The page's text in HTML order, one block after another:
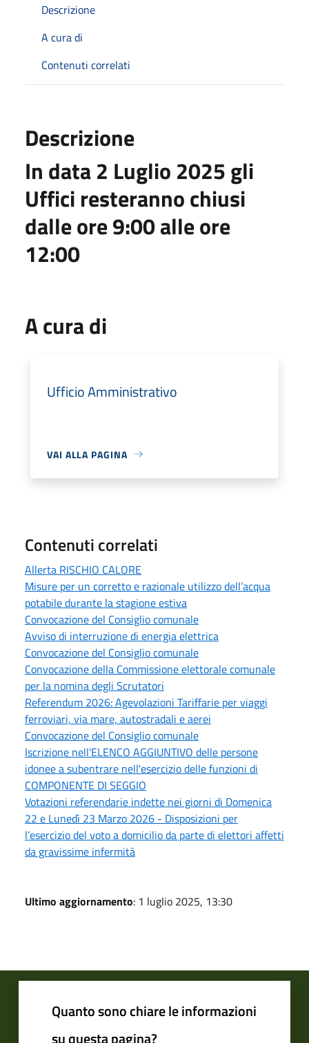
Descrizione
A cura di
Contenuti correlati
Descrizione
In data 2 Luglio 2025 gli
Uffici resteranno chiusi
dalle ore 9:00 alle ore
12:00
A cura di
Ufficio Amministrativo
VAI ALLA PAGINA
Contenuti correlati
Allerta RISCHIO CALORE
Misure per un corretto e razionale utilizzo dell’acqua
potabile durante la stagione estiva
Convocazione del Consiglio comunale
Avviso di interruzione di energia elettrica
Convocazione del Consiglio comunale
Convocazione della Commissione elettorale comunale
per la nomina degli Scrutatori
Referendum 2026: Agevolazioni Tariffarie per viaggi
ferroviari, via mare, autostradali e aerei
Convocazione del Consiglio comunale
Iscrizione nell'ELENCO AGGIUNTIVO delle persone
idonee a subentrare nell'esercizio delle funzioni di
COMPONENTE DI SEGGIO
Votazioni referendarie indette nei giorni di Domenica
22 e Lunedì 23 Marzo 2026 - Disposizioni per
l’esercizio del voto a domicilio da parte di elettori affetti
da gravissime infermità
Ultimo aggiornamento: 1 luglio 2025, 13:30
Quanto sono chiare le informazioni
su questa pagina?